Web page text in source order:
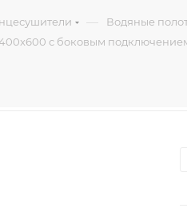
— Водяные
с боковым